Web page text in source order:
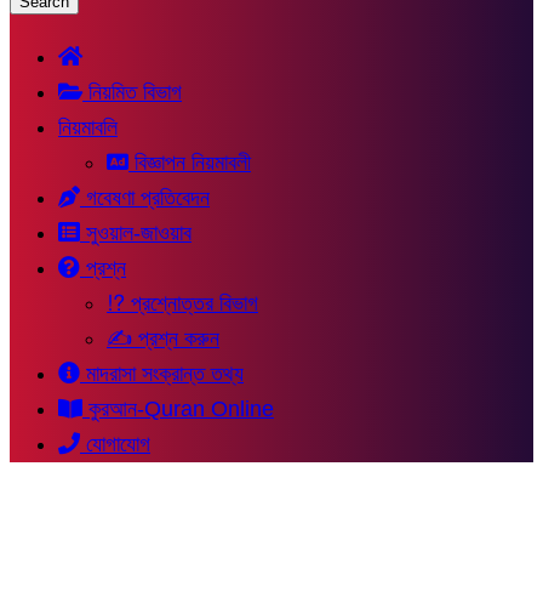
নিয়মিত বিভাগ
নিয়মাবলি
বিজ্ঞাপন নিয়মাবলী
গবেষণা প্রতিবেদন
সুওয়াল-জাওয়াব
প্রশ্ন
⁉ প্রশ্নোত্তর বিভাগ
✍ প্রশ্ন করুন
মাদরাসা সংক্রান্ত তথ্য
কুরআন-Quran Online
যোগাযোগ